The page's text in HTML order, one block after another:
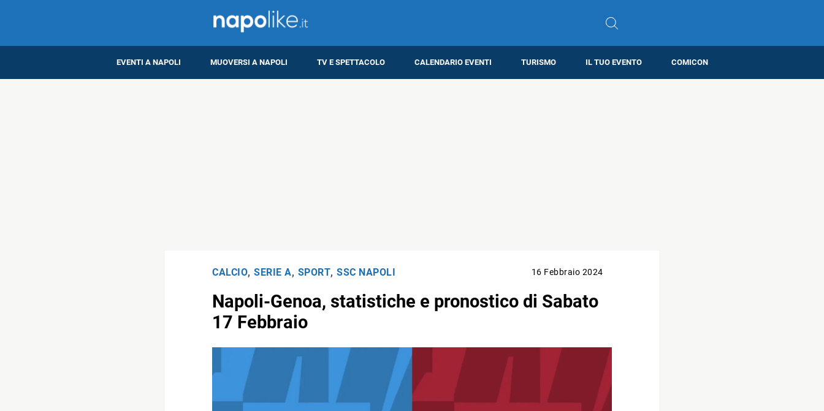
EVENTI A NAPOLI MUOVERSI A NAPOLI TV E SPETTACOLO CALENDARIO EVENTI TURISMO IL TUO EVENTO COMICON
CALCIO, SERIE A, SPORT, SSC NAPOLI 16 Febbraio 2024
Napoli-Genoa, statistiche e pronostico di Sabato
17 Febbraio